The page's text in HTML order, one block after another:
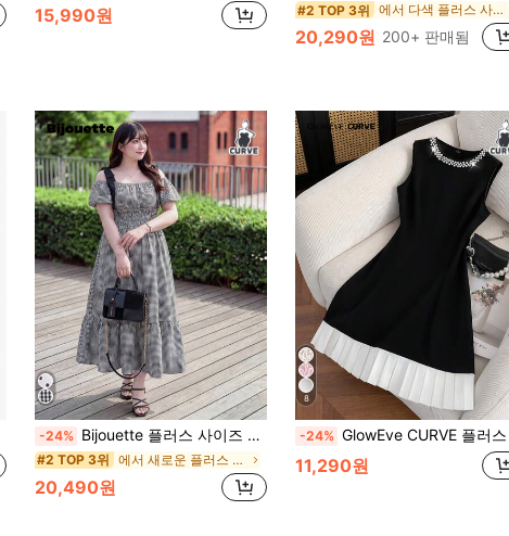
15,990원 #2 TOP 3위 에서 다색 플러스 사이즈 드레스
20,290원 200+ 판매됨
-24% Bijouette 플러스 사이즈 벚꽃 시즌 종료 한정판 블랙 앤 화이트 민소매 타이다이 드레스 버블 소매 하이 웨이스트 A라인 스커트
#2 TOP 3위 에서 새로운 플러스 사이즈 드레스
20,490원
8
-24% GlowEve CURVE 플러스 사이즈 여성 솔리드 컬러 인조 진주 장식 라운드 넥 민소매 우아한 드레스
11,290원